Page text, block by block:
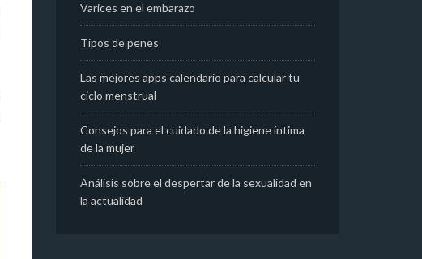
Varices en el embarazo
Tipos de penes
Las mejores apps calendario para calcular tu
ciclo menstrual
Consejos para el cuidado de la higiene íntima
de la mujer
Análisis sobre el despertar de la sexualidad en
la actualidad